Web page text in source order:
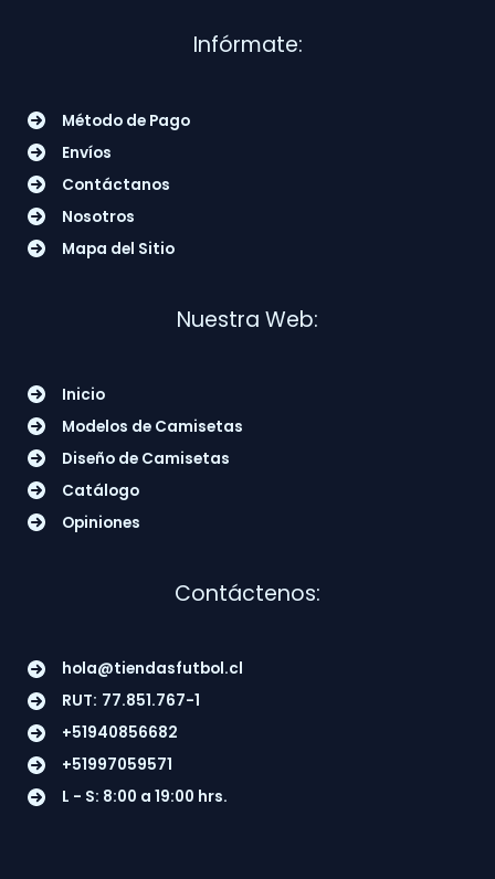
Infórmate:
Método de Pago
Envíos
Contáctanos
Nosotros
Mapa del Sitio
Nuestra Web:
Inicio
Modelos de Camisetas
Diseño de Camisetas
Catálogo
Opiniones
Contáctenos:
hola@tiendasfutbol.cl
RUT: 77.851.767-1
+51940856682
+51997059571
L - S: 8:00 a 19:00 hrs.